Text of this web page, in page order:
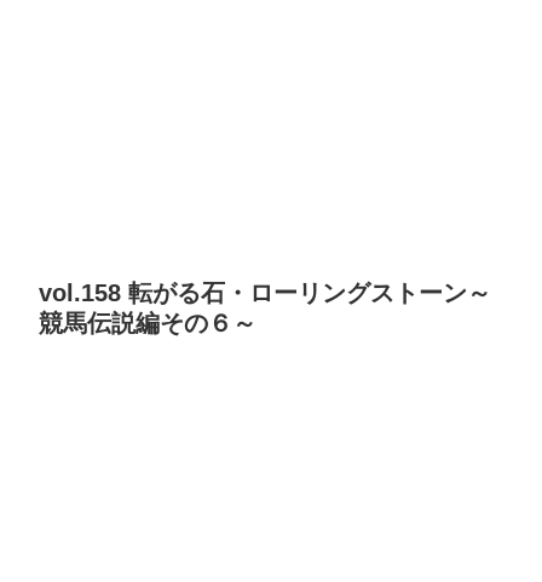
vol.158 転がる石・ローリングストーン～
競馬伝説編その６～